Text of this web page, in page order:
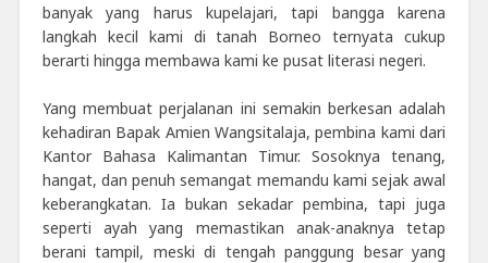
banyak yang harus kupelajari, tapi bangga karena
langkah kecil kami di tanah Borneo ternyata cukup
berarti hingga membawa kami ke pusat literasi negeri.
Yang membuat perjalanan ini semakin berkesan adalah
kehadiran Bapak Amien Wangsitalaja, pembina kami dari
Kantor Bahasa Kalimantan Timur. Sosoknya tenang,
hangat, dan penuh semangat memandu kami sejak awal
keberangkatan. Ia bukan sekadar pembina, tapi juga
seperti ayah yang memastikan anak-anaknya tetap
berani tampil, meski di tengah panggung besar yang